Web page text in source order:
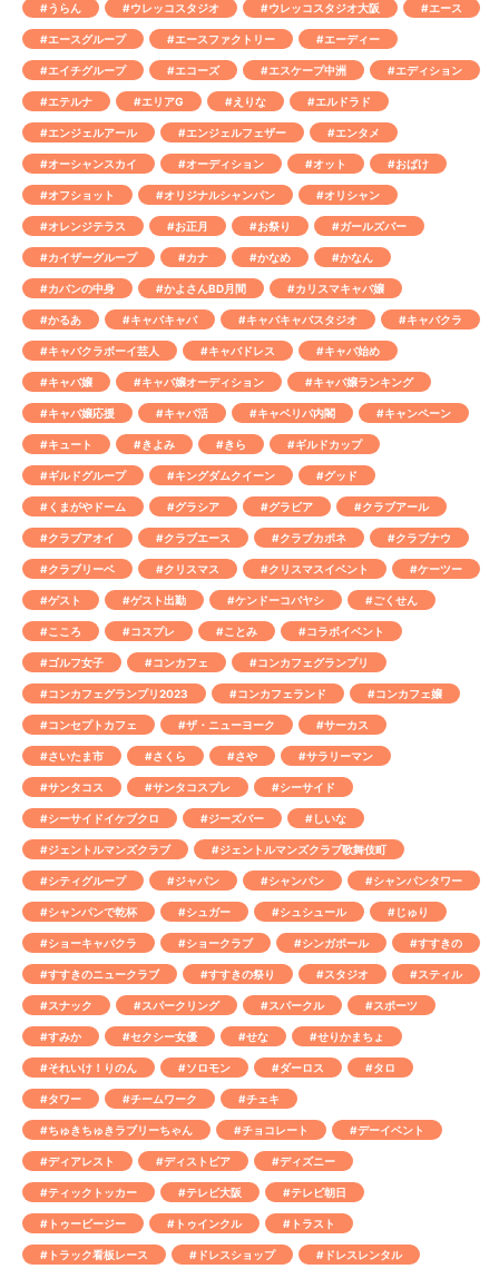
#うらん #ウレッコスタジオ #ウレッコスタジオ大阪 #エース
#エースグループ #エースファクトリー #エーディー
#エイチグループ #エコーズ #エスケープ中洲 #エディション
#エテルナ #エリアG #えりな #エルドラド
#エンジェルアール #エンジェルフェザー #エンタメ
#オーシャンスカイ #オーディション #オット #おばけ
#オフショット #オリジナルシャンパン #オリシャン
#オレンジテラス #お正月 #お祭り #ガールズバー
#カイザーグループ #カナ #かなめ #かなん
#カバンの中身 #かよさんBD月間 #カリスマキャバ嬢
#かるあ #キャバキャバ #キャバキャバスタジオ #キャバクラ
#キャバクラボーイ芸人 #キャバドレス #キャバ始め
#キャバ嬢 #キャバ嬢オーディション #キャバ嬢ランキング
#キャバ嬢応援 #キャバ活 #キャベリバ内閣 #キャンペーン
#キュート #きよみ #きら #ギルドカップ
#ギルドグループ #キングダムクイーン #グッド
#くまがやドーム #グラシア #グラビア #クラブアール
#クラブアオイ #クラブエース #クラブカポネ #クラブナウ
#クラブリーベ #クリスマス #クリスマスイベント #ケーツー
#ゲスト #ゲスト出勤 #ケンドーコバヤシ #ごくせん
#こころ #コスプレ #ことみ #コラボイベント
#ゴルフ女子 #コンカフェ #コンカフェグランプリ
#コンカフェグランプリ2023 #コンカフェランド #コンカフェ嬢
#コンセプトカフェ #ザ・ニューヨーク #サーカス
#さいたま市 #さくら #さや #サラリーマン
#サンタコス #サンタコスプレ #シーサイド
#シーサイドイケブクロ #ジーズバー #しいな
#ジェントルマンズクラブ #ジェントルマンズクラブ歌舞伎町
#シティグループ #ジャパン #シャンパン #シャンパンタワー
#シャンパンで乾杯 #シュガー #シュシュール #じゅり
#ショーキャバクラ #ショークラブ #シンガポール #すすきの
#すすきのニュークラブ #すすきの祭り #スタジオ #スティル
#スナック #スパークリング #スパークル #スポーツ
#すみか #セクシー女優 #せな #せりかまちょ
#それいけ！りのん #ソロモン #ダーロス #タロ
#タワー #チームワーク #チェキ
#ちゅきちゅきラブリーちゃん #チョコレート #デーイベント
#ディアレスト #ディストピア #ディズニー
#ティックトッカー #テレビ大阪 #テレビ朝日
#トゥービージー #トゥインクル #トラスト
#トラック看板レース #ドレスショップ #ドレスレンタル